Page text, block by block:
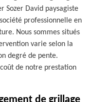
Sozer David paysagiste
professionnelle en
Nous sommes situés
varie selon la
degré de pente.
de notre prestation